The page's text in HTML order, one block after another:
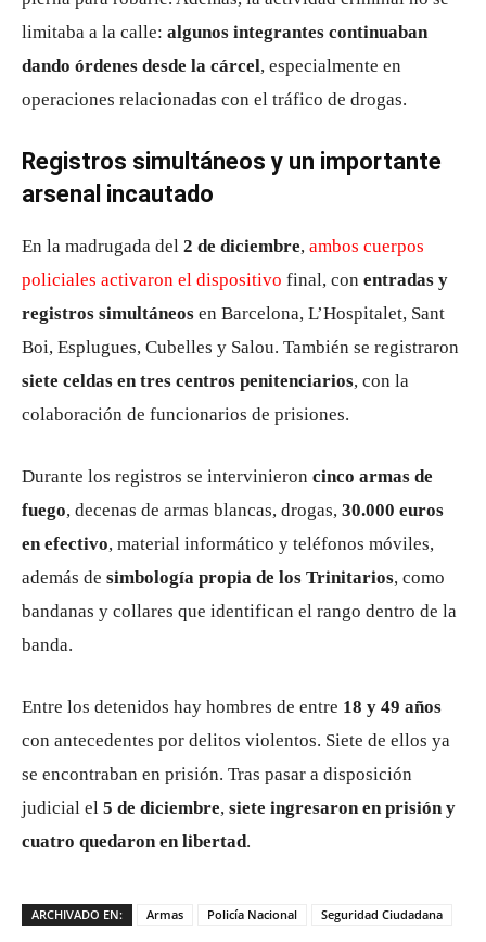
limitaba a la calle: algunos integrantes continuaban
dando órdenes desde la cárcel, especialmente en
operaciones relacionadas con el tráfico de drogas.
Registros simultáneos y un importante
arsenal incautado
En la madrugada del 2 de diciembre, ambos cuerpos
policiales activaron el dispositivo final, con entradas y
registros simultáneos en Barcelona, L’Hospitalet, Sant
Boi, Esplugues, Cubelles y Salou. También se registraron
siete celdas en tres centros penitenciarios, con la
colaboración de funcionarios de prisiones.
Durante los registros se intervinieron cinco armas de
fuego, decenas de armas blancas, drogas, 30.000 euros
en efectivo, material informático y teléfonos móviles,
además de simbología propia de los Trinitarios, como
bandanas y collares que identifican el rango dentro de la
banda.
Entre los detenidos hay hombres de entre 18 y 49 años
con antecedentes por delitos violentos. Siete de ellos ya
se encontraban en prisión. Tras pasar a disposición
judicial el 5 de diciembre, siete ingresaron en prisión y
cuatro quedaron en libertad.
ARCHIVADO EN: Armas Policía Nacional Seguridad Ciudadana